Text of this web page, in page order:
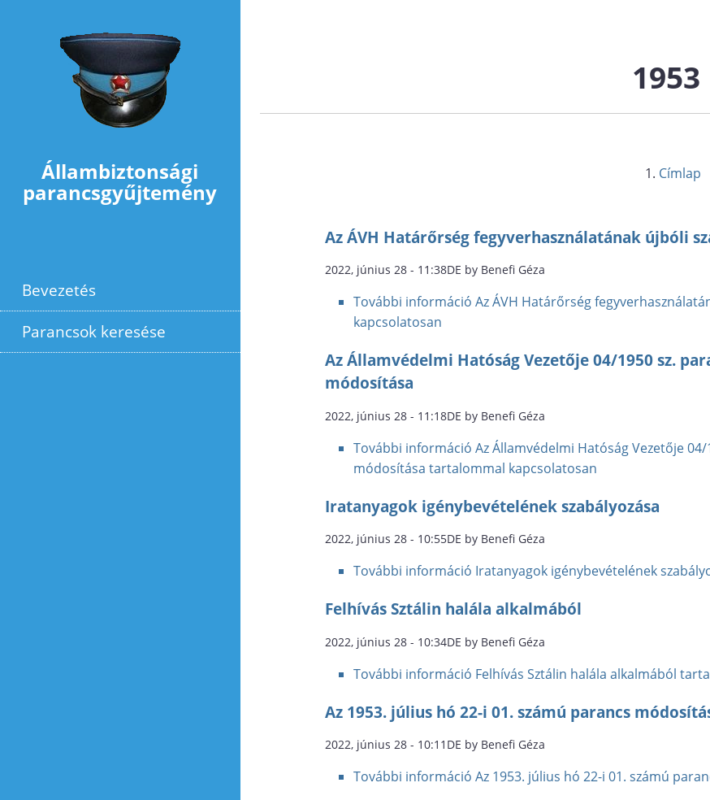
Állambiztonsági
parancsgyűjtemény
Bevezetés
Parancsok keresése
1953
Címlap
Az ÁVH Határőrség fegyverhasználatának újbóli
2022, június 28 - 11:38DE by Benefi Géza
További információ Az ÁVH Határőrség
kapcsolatosan
Az Államvédelmi Hatóság Vezetője 04/1950 sz.
módosítása
2022, június 28 - 11:18DE by Benefi Géza
További információ Az Államvédelmi Hatóság Vezetője
módosítása tartalommal kapcsolatosan
Iratanyagok igénybevételének szabályozása
2022, június 28 - 10:55DE by Benefi Géza
További információ Iratanyagok igénybevételének
Felhívás Sztálin halála alkalmából
2022, június 28 - 10:34DE by Benefi Géza
További információ Felhívás Sztálin halála alkalmából
Az 1953. július hó 22-i 01. számú parancs
2022, június 28 - 10:11DE by Benefi Géza
További információ Az 1953. július hó 22-i 01. számú